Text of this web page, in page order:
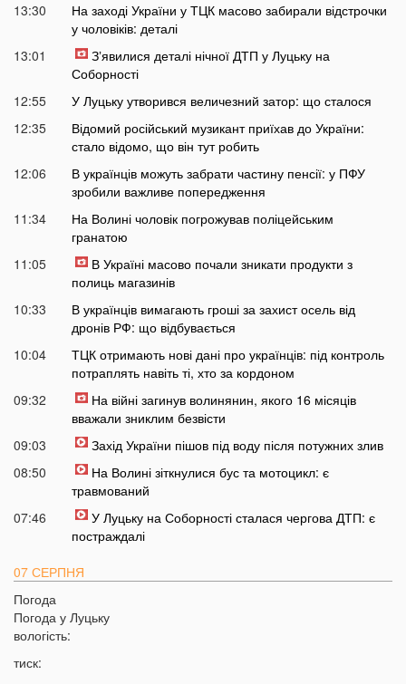
13:30
На заході України у ТЦК масово забирали відстрочки
у чоловіків: деталі
13:01
Зʼявилися деталі нічної ДТП у Луцьку на
Соборності
12:55
У Луцьку утворився величезний затор: що сталося
12:35
Відомий російський музикант приїхав до України:
стало відомо, що він тут робить
12:06
В українців можуть забрати частину пенсії: у ПФУ
зробили важливе попередження
11:34
На Волині чоловік погрожував поліцейським
гранатою
11:05
В Україні масово почали зникати продукти з
полиць магазинів
10:33
В українців вимагають гроші за захист осель від
дронів РФ: що відбувається
10:04
ТЦК отримають нові дані про українців: під контроль
потраплять навіть ті, хто за кордоном
09:32
На війні загинув волинянин, якого 16 місяців
вважали зниклим безвісти
09:03
Захід України пішов під воду після потужних злив
08:50
На Волині зіткнулися бус та мотоцикл: є
травмований
07:46
У Луцьку на Соборності сталася чергова ДТП: є
постраждалі
07 СЕРПНЯ
20:31
20:17
Погода
Погода у Луцьку
вологість:
тиск: